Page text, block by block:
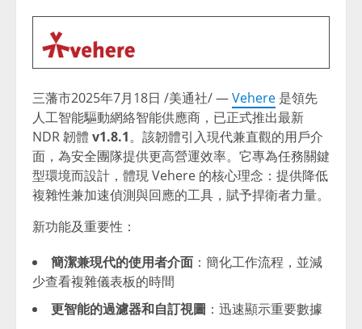
三藩市2025年7月18日 /美通社/ —Vehere 是領先
人工智能驅動網絡智能供應商，已正式推出最新
NDR 韌體 v1.8.1。該韌體引入現代兼直觀的用戶介
面，為安全團隊提供更高營運效率。它專為任務關鍵
型環境而設計，體現 Vehere 的核心理念：提供降低
複雜性兼加速偵測與回應的工具，賦予捍衛者力量。
新功能及重要性：
簡潔兼現代的使用者介面 ：簡化工作流程，並減
少查看複雜儀表板的時間
更智能的過濾器和自訂視圖 ：迅速顯示重要數據